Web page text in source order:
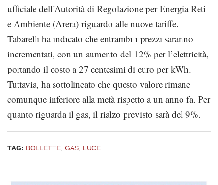
ufficiale dell’Autorità di Regolazione per Energia Reti
e Ambiente (Arera) riguardo alle nuove tariffe.
Tabarelli ha indicato che entrambi i prezzi saranno
incrementati, con un aumento del 12% per l’elettricità,
portando il costo a 27 centesimi di euro per kWh.
Tuttavia, ha sottolineato che questo valore rimane
comunque inferiore alla metà rispetto a un anno fa. Per
quanto riguarda il gas, il rialzo previsto sarà del 9%.
TAG: BOLLETTE GAS LUCE